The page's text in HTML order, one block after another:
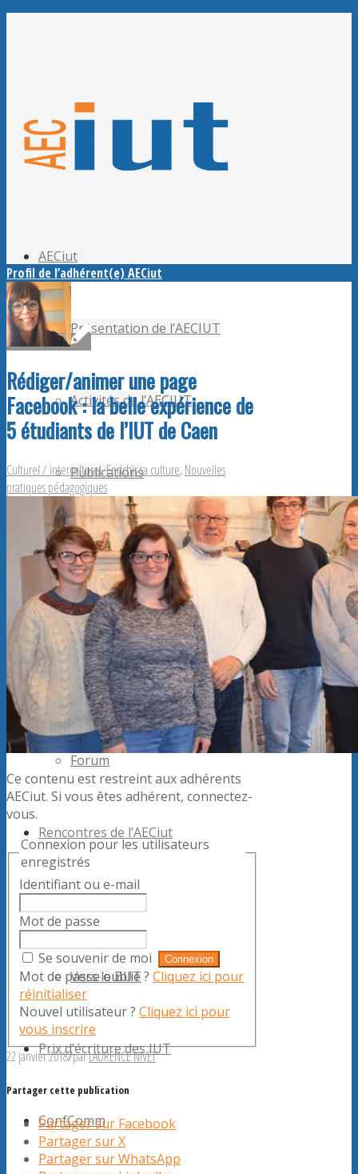
AECiut
Présentation de l’AECIUT
Activités de l’AECIUT
Publications
Adhérents AECiut
Promouvoir l’AECiut
Offres de postes
Forum
Rencontres de l’AECiut
Vers le BUT
Prix d’écriture des IUT
ConfComm
Profil de l’adhérent(e) AECiut
Rédiger/animer une page
Facebook : la belle expérience de
5 étudiants de l’IUT de Caen
Culturel / interculturel,Enrichir sa culture,Nouvelles
pratiques pédagogiques
Ce contenu est restreint aux adhérents
AECiut. Si vous êtes adhérent, connectez-
vous.
Connexion pour les utilisateurs
enregistrés
Identifiant ou e-mail
Mot de passe
Se souvenir de moi
Mot de passe oublié ? Cliquez ici pour
réinitialiser
Nouvel utilisateur ? Cliquez ici pour
vous inscrire
22 janvier 2018/parLAURENCE NIVET
Partager cette publication
Partager sur Facebook
Partager sur X
Partager sur WhatsApp